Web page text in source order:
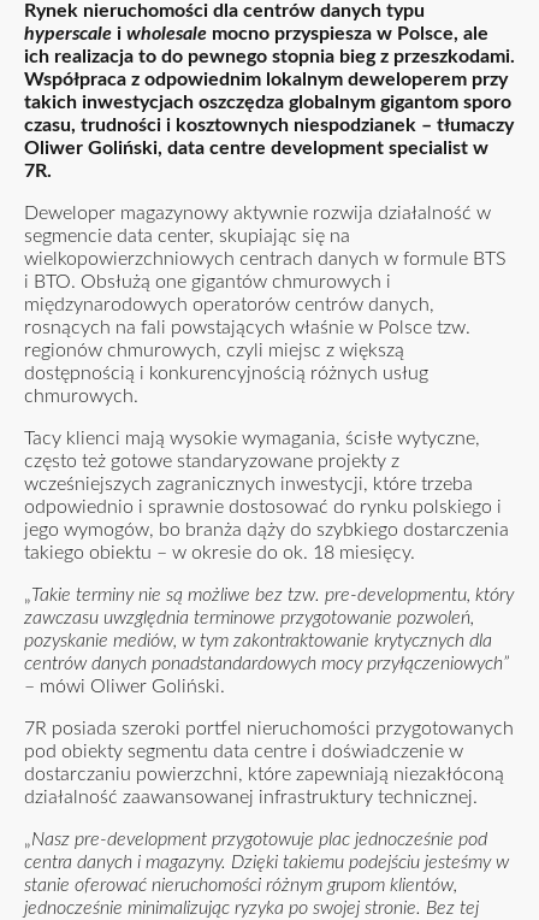
Rynek nieruchomości dla centrów danych typu
hyperscale i wholesale mocno przyspiesza w Polsce, ale
ich realizacja to do pewnego stopnia bieg z przeszkodami.
Współpraca z odpowiednim lokalnym deweloperem przy
takich inwestycjach oszczędza globalnym gigantom sporo
czasu, trudności i kosztownych niespodzianek – tłumaczy
Oliwer Goliński, data centre development specialist w
7R.
Deweloper magazynowy aktywnie rozwija działalność w
segmencie data center, skupiając się na
wielkopowierzchniowych centrach danych w formule BTS
i BTO. Obsłużą one gigantów chmurowych i
międzynarodowych operatorów centrów danych,
rosnących na fali powstających właśnie w Polsce tzw.
regionów chmurowych, czyli miejsc z większą
dostępnością i konkurencyjnością różnych usług
chmurowych.
Tacy klienci mają wysokie wymagania, ścisłe wytyczne,
często też gotowe standaryzowane projekty z
wcześniejszych zagranicznych inwestycji, które trzeba
odpowiednio i sprawnie dostosować do rynku polskiego i
jego wymogów, bo branża dąży do szybkiego dostarczenia
takiego obiektu – w okresie do ok. 18 miesięcy.
„Takie terminy nie są możliwe bez tzw. pre-developmentu, który
zawczasu uwzględnia terminowe przygotowanie pozwoleń,
pozyskanie mediów, w tym zakontraktowanie krytycznych dla
centrów danych ponadstandardowych mocy przyłączeniowych”
– mówi Oliwer Goliński.
7R posiada szeroki portfel nieruchomości przygotowanych
pod obiekty segmentu data centre i doświadczenie w
dostarczaniu powierzchni, które zapewniają niezakłóconą
działalność zaawansowanej infrastruktury technicznej.
„Nasz pre-development przygotowuje plac jednocześnie pod
centra danych i magazyny. Dzięki takiemu podejściu jesteśmy w
stanie oferować nieruchomości różnym grupom klientów,
jednocześnie minimalizując ryzyka po swojej stronie. Bez tej